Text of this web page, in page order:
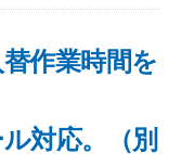
作業時間を
対応。（別